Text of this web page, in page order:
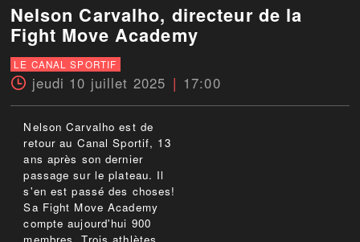
Nelson Carvalho, directeur de la
Fight Move Academy
LE CANAL SPORTIF
jeudi 10 juillet 2025 17:00
Nelson Carvalho est de
retour au Canal Sportif, 13
ans après son dernier
passage sur le plateau. Il
s'en est passé des choses!
Sa Fight Move Academy
compte aujourd'hui 900